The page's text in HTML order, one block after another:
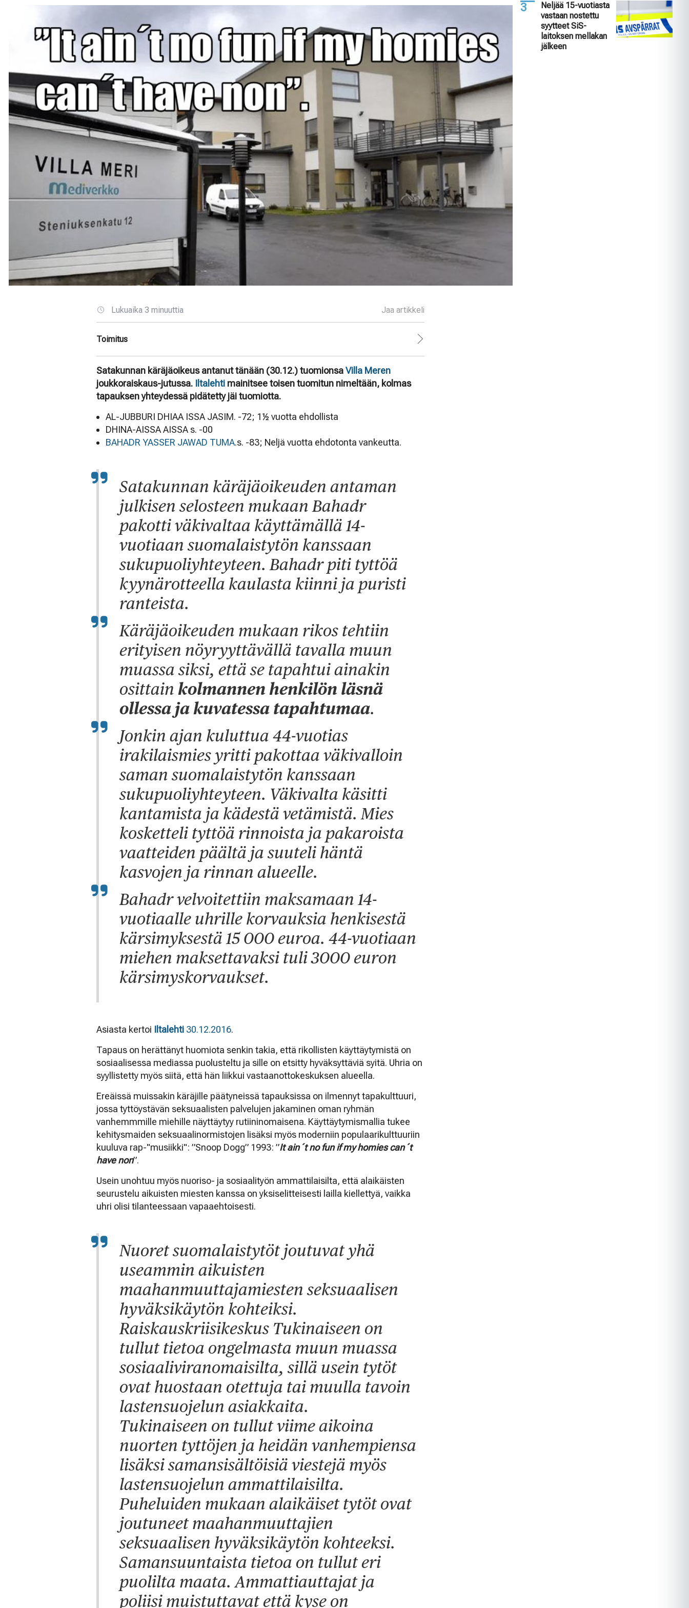
Lukuaika 3 minuuttia Jaa artikkeli
Toimitus
Satakunnan käräjäoikeus antanut tänään (30.12.) tuomionsaVilla Meren
joukkoraiskaus-jutussa. Iltalehti mainitsee toisen tuomitun nimeltään, kolmas
tapauksen yhteydessä pidätetty jäi tuomiotta.
AL-JUBBURI DHIAA ISSA JASIM. -72; 1½ vuotta ehdollista
DHINA-AISSA AISSA s. -00
BAHADR YASSER JAWAD TUMA.s. -83; Neljä vuotta ehdotonta vankeutta.
Satakunnan käräjäoikeuden antaman
julkisen selosteen mukaan Bahadr
pakotti väkivaltaa käyttämällä 14-
vuotiaan suomalaistytön kanssaan
sukupuoliyhteyteen. Bahadr piti tyttöä
kyynärotteella kaulasta kiinni ja puristi
ranteista.
Käräjäoikeuden mukaan rikos tehtiin
erityisen nöyryyttävällä tavalla muun
muassa siksi, että se tapahtui ainakin
osittain kolmannen henkilön läsnä
ollessa ja kuvatessa tapahtumaa.
Jonkin ajan kuluttua 44-vuotias
irakilaismies yritti pakottaa väkivalloin
saman suomalaistytön kanssaan
sukupuoliyhteyteen. Väkivalta käsitti
kantamista ja kädestä vetämistä. Mies
kosketteli tyttöä rinnoista ja pakaroista
vaatteiden päältä ja suuteli häntä
kasvojen ja rinnan alueelle.
Bahadr velvoitettiin maksamaan 14-
vuotiaalle uhrille korvauksia henkisestä
kärsimyksestä 15 000 euroa. 44-vuotiaan
miehen maksettavaksi tuli 3000 euron
kärsimyskorvaukset.
Asiasta kertoi Iltalehti 30.12.2016.
Tapaus on herättänyt huomiota senkin takia, että rikollisten käyttäytymistä on
sosiaalisessa mediassa puolusteltu ja sille on etsitty hyväksyttäviä syitä. Uhria on
syyllistetty myös siitä, että hän liikkui vastaanottokeskuksen alueella.
Ereäissä muissakin käräjille päätyneissä tapauksissa on ilmennyt tapakulttuuri,
jossa tyttöystävän seksuaalisten palvelujen jakaminen oman ryhmän
vanhemmmille miehille näyttäytyy rutiininomaisena. Käyttäytymismallia tukee
kehitysmaiden seksuaalinormistojen lisäksi myös moderniin populaarikulttuuriin
kuuluva rap-"musiikki": ”Snoop Dogg” 1993: ”It ain´t no fun if my homies can´t
have non”.
Usein unohtuu myös nuoriso- ja sosiaalityön ammattilaisilta, että alaikäisten
seurustelu aikuisten miesten kanssa on yksiselitteisesti lailla kiellettyä, vaikka
uhri olisi tilanteessaan vapaaehtoisesti.
Nuoret suomalaistytöt joutuvat yhä
useammin aikuisten
maahanmuuttajamiesten seksuaalisen
hyväksikäytön kohteiksi.
Raiskauskriisikeskus Tukinaiseen on
tullut tietoa ongelmasta muun muassa
sosiaaliviranomaisilta, sillä usein tytöt
ovat huostaan otettuja tai muulla tavoin
lastensuojelun asiakkaita.
Tukinaiseen on tullut viime aikoina
nuorten tyttöjen ja heidän vanhempiensa
lisäksi samansisältöisiä viestejä myös
lastensuojelun ammattilaisilta.
Puheluiden mukaan alaikäiset tytöt ovat
joutuneet maahanmuuttajien
seksuaalisen hyväksikäytön kohteeksi.
Samansuuntaista tietoa on tullut eri
puolilta maata. Ammattiauttajat ja
poliisi muistuttavat että kyse on
Neljää 15-vuotiasta
vastaan nostettu
syytteet SiS-
laitoksen mellakan
jälkeen